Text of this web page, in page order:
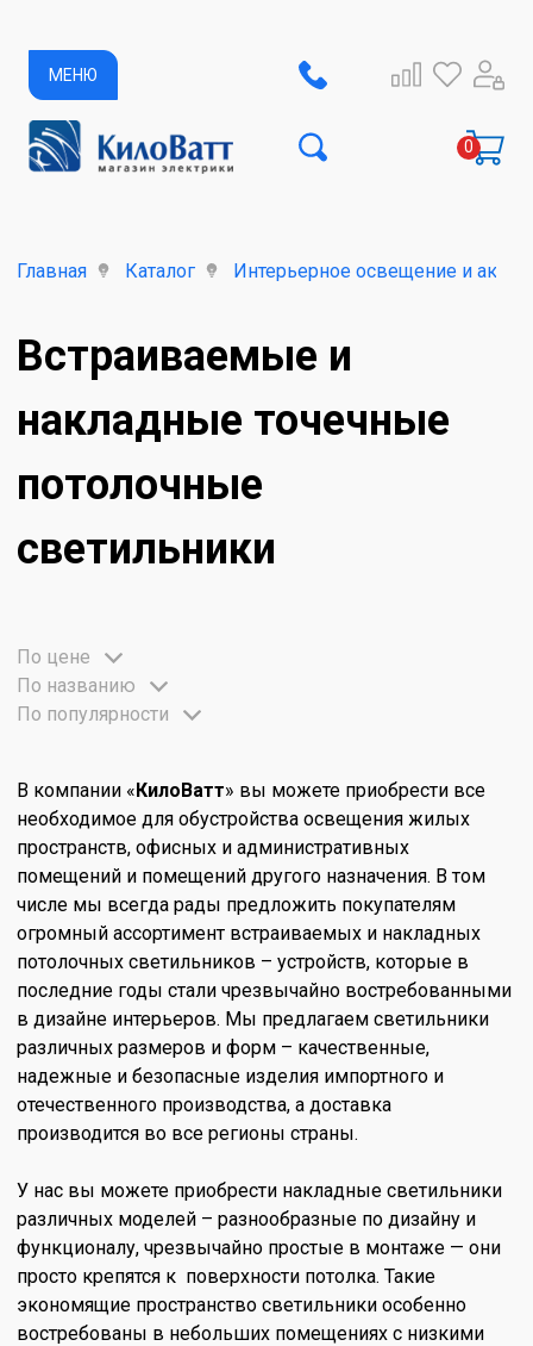
МЕНЮ
Главная Каталог Интерьерное освещение и
Встраиваемые и
накладные точечные
потолочные
светильники
По цене
По названию
По популярности
В компании «КилоВатт» вы можете приобрести все
необходимое для обустройства освещения жилых
пространств, офисных и административных
помещений и помещений другого назначения. В том
числе мы всегда рады предложить покупателям
огромный ассортимент встраиваемых и накладных
потолочных светильников – устройств, которые в
последние годы стали чрезвычайно востребованными
в дизайне интерьеров. Мы предлагаем светильники
различных размеров и форм – качественные,
надежные и безопасные изделия импортного и
отечественного производства, а доставка
производится во все регионы страны.
У нас вы можете приобрести накладные светильники
различных моделей – разнообразные по дизайну и
функционалу, чрезвычайно простые в монтаже — они
просто крепятся к поверхности потолка. Такие
экономящие пространство светильники особенно
востребованы в небольших помещениях с низкими